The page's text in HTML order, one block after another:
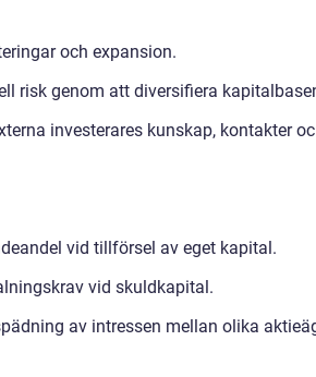
och expansion.
risk genom att diversifiera
investerares kunskap, kontakter
vid tillförsel av eget kapital.
vid skuldkapital.
av intressen mellan olika